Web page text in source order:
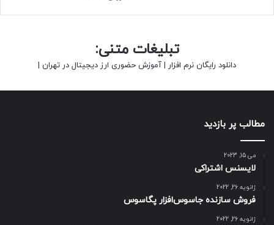
تخلفات عجیب در بازار موبایل کشور؛ مونتاژ
معکوس گوشی برای خدماتتبلیغات متنی:
دانلود رایگان نرم افزار | آموزش حضوری ارز دیجیتال در تهران |
مطالب پر بازدید
می 15, 2023
لایسنس اشتراکی
ژانویه 26, 2022
فروش سازنده جاسوس‌افزار پگاسوس
ژانویه 26, 2022